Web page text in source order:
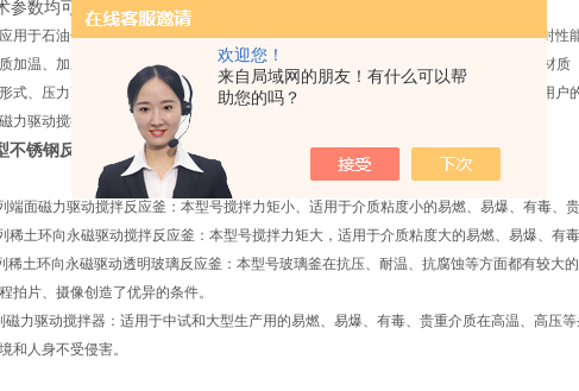
欢迎您！
来自局域网的朋友！有什么可以帮
助您的吗？
参数均可按用户要求加工制造!
用于石油化工、医药、染料、矿冶、军工及大专院校隶属的科研单位，以其优良的密封
加温、加压搅拌反应的*设备，是目前国内外Z理想的无泄漏反应装置。反应釜的主体材
式、压力高低、加热方式、搅拌桨叶的形式都可根据用户的要求任意选配，并可根据用户
力驱动搅拌装置。
不锈钢反应釜专业制造
端面磁力驱动搅拌反应釜：本型号搅拌力矩小、适用于介质粘度小的易燃、易爆、有毒、
稀土环向永磁驱动搅拌反应釜：本型号搅拌力矩大，适用于介质粘度大的易燃、易爆、有
稀土环向永磁驱动透明玻璃反应釜：本型号玻璃釜在抗压、耐温、抗腐蚀等方面都有较
拍片、摄像创造了优异的条件。
磁力驱动搅拌器：适用于中试和大型生产用的易燃、易爆、有毒、贵重介质在高温、高压
和人身不受侵害。